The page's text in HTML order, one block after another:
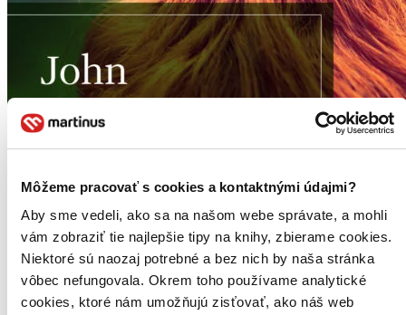
Môžeme pracovať s cookies a kontaktnými údajmi?
Aby sme vedeli, ako sa na našom webe správate, a mohli
vám zobraziť tie najlepšie tipy na knihy, zbierame cookies.
Niektoré sú naozaj potrebné a bez nich by naša stránka
vôbec nefungovala. Okrem toho používame analytické
cookies, ktoré nám umožňujú zisťovať, ako náš web